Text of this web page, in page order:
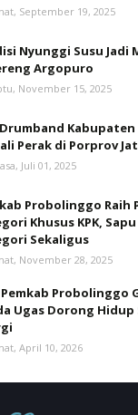
September 19, 2025
Nyunggi Susu Jadi
Argopuro
November 15, 2025
Perak di Porprov
Juli 01, 2025
Probolinggo Raih
Khusus KPK,
Sekaligus
November 28, 2025
Pemkab Probolinggo
Ugas Dorong
April 10, 2026